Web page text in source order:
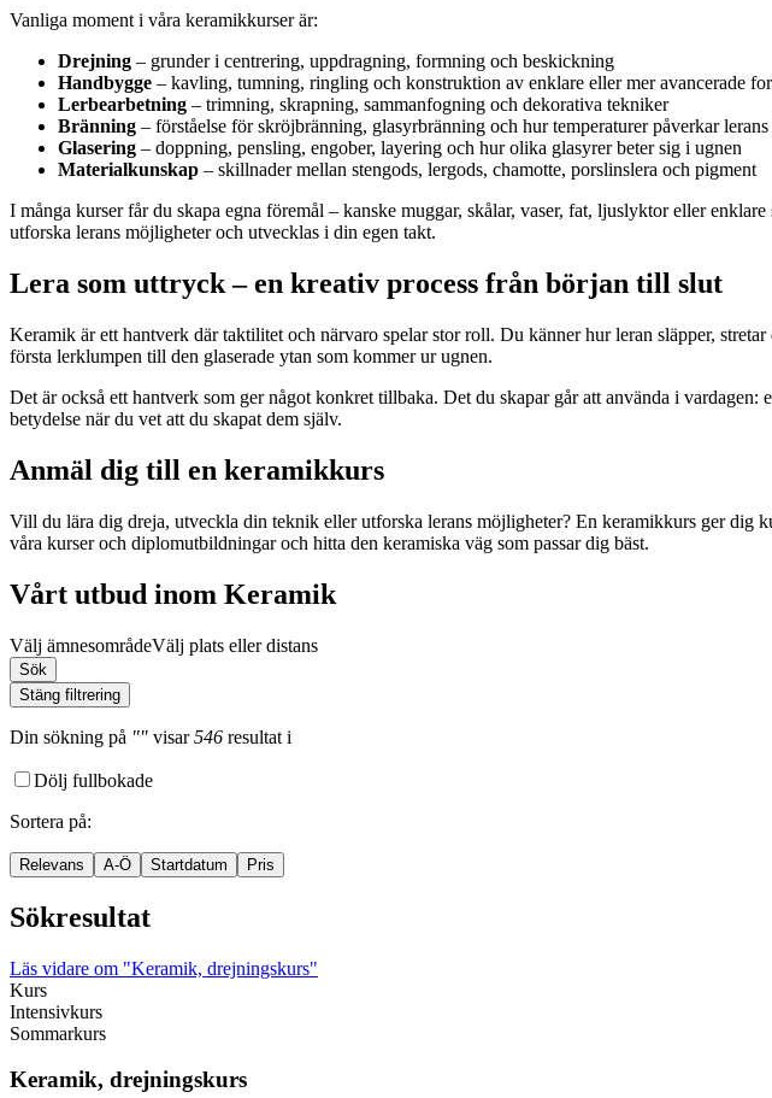
Vanliga moment i våra keramikkurser är:
Drejning – grunder i centrering, uppdragning, formning och beskickning
Handbygge – kavling, tumning, ringling och konstruktion av enklare eller mer avancerade
Lerbearbetning – trimning, skrapning, sammanfogning och dekorativa tekniker
Bränning – förståelse för skröjbränning, glasyrbränning och hur temperaturer påverkar
Glasering – doppning, pensling, engober, layering och hur olika glasyrer beter sig i ugnen
Materialkunskap – skillnader mellan stengods, lergods, chamotte, porslinslera och pigment
I många kurser får du skapa egna föremål – kanske muggar, skålar, vaser, fat, ljuslyktor eller
utforska lerans möjligheter och utvecklas i din egen takt.
Lera som uttryck – en kreativ process från början till slut
Keramik är ett hantverk där taktilitet och närvaro spelar stor roll. Du känner hur leran släpper,
första lerklumpen till den glaserade ytan som kommer ur ugnen.
Det är också ett hantverk som ger något konkret tillbaka. Det du skapar går att använda i
betydelse när du vet att du skapat dem själv.
Anmäl dig till en keramikkurs
Vill du lära dig dreja, utveckla din teknik eller utforska lerans möjligheter? En keramikkurs ger dig
våra kurser och diplomutbildningar och hitta den keramiska väg som passar dig bäst.
Vårt utbud inom Keramik
Välj ämnesområdeVälj plats eller distans
Sök
Stäng filtrering
Din sökning på "" visar546 resultat i
Dölj fullbokade
Sortera på:
Relevans A-Ö Startdatum Pris
Sökresultat
Läs vidare om "Keramik, drejningskurs"
Kurs
Intensivkurs
Sommarkurs
Keramik, drejningskurs